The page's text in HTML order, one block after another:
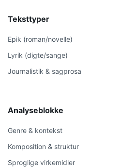
Teksttyper
Epik (roman/novelle)
Lyrik (digte/sange)
Journalistik & sagprosa
Analyseblokke
Genre & kontekst
Komposition & struktur
Sproglige virkemidler